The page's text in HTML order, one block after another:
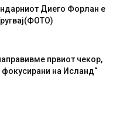
Диего Форлан е
првиот чекор,
на Исланд“